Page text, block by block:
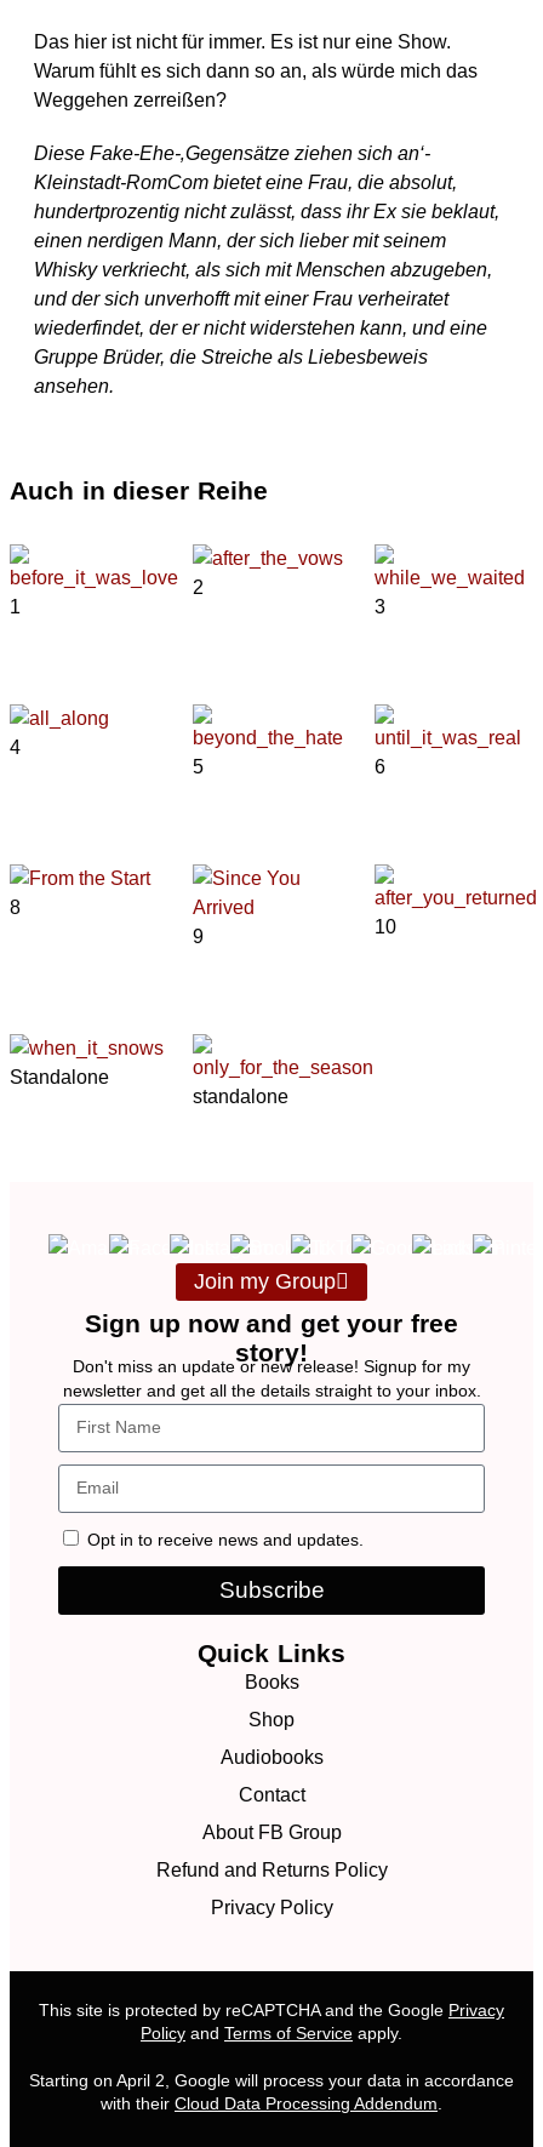
Das hier ist nicht für immer. Es ist nur eine Show.
Warum fühlt es sich dann so an, als würde mich das
Weggehen zerreißen?
Diese Fake-Ehe-‚Gegensätze ziehen sich an‘-
Kleinstadt-RomCom bietet eine Frau, die absolut,
hundertprozentig nicht zulässt, dass ihr Ex sie beklaut,
einen nerdigen Mann, der sich lieber mit seinem
Whisky verkriecht, als sich mit Menschen abzugeben,
und der sich unverhofft mit einer Frau verheiratet
wiederfindet, der er nicht widerstehen kann, und eine
Gruppe Brüder, die Streiche als Liebesbeweis
ansehen.
Auch in dieser Reihe
1
2
3
4
5
6
8
9
10
Standalone
standalone
Quick Links
Books
Shop
Audiobooks
Contact
About FB Group
Refund and Returns Policy
Privacy Policy
Join my Group
Sign up now and get your free
story!
Don't miss an update or new release! Signup for my
newsletter and get all the details straight to your inbox.
Opt in to receive news and updates.
Subscribe
This site is protected by reCAPTCHA and the Google Privacy
Policy and Terms of Service apply.
Starting on April 2, Google will process your data in accordance
with their Cloud Data Processing Addendum.